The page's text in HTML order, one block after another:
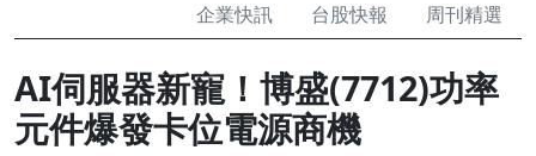
企業快訊
台股快報 周刊精選
AI伺服器新寵！博盛(7712)功率
元件爆發卡位電源商機